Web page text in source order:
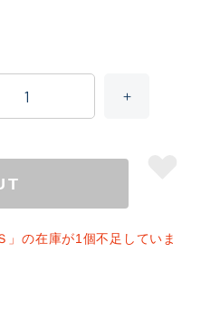
」の在庫が1個不足していま